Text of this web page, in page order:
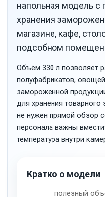
напольная модель с
хранения
магазине, кафе,
подсобном
Объём 330 л позволяет
полуфабрикатов,
замороженной
для хранения товарного
не нужен прямой обзор
персонала важны
температура внутри
Кратко о модели
полезный